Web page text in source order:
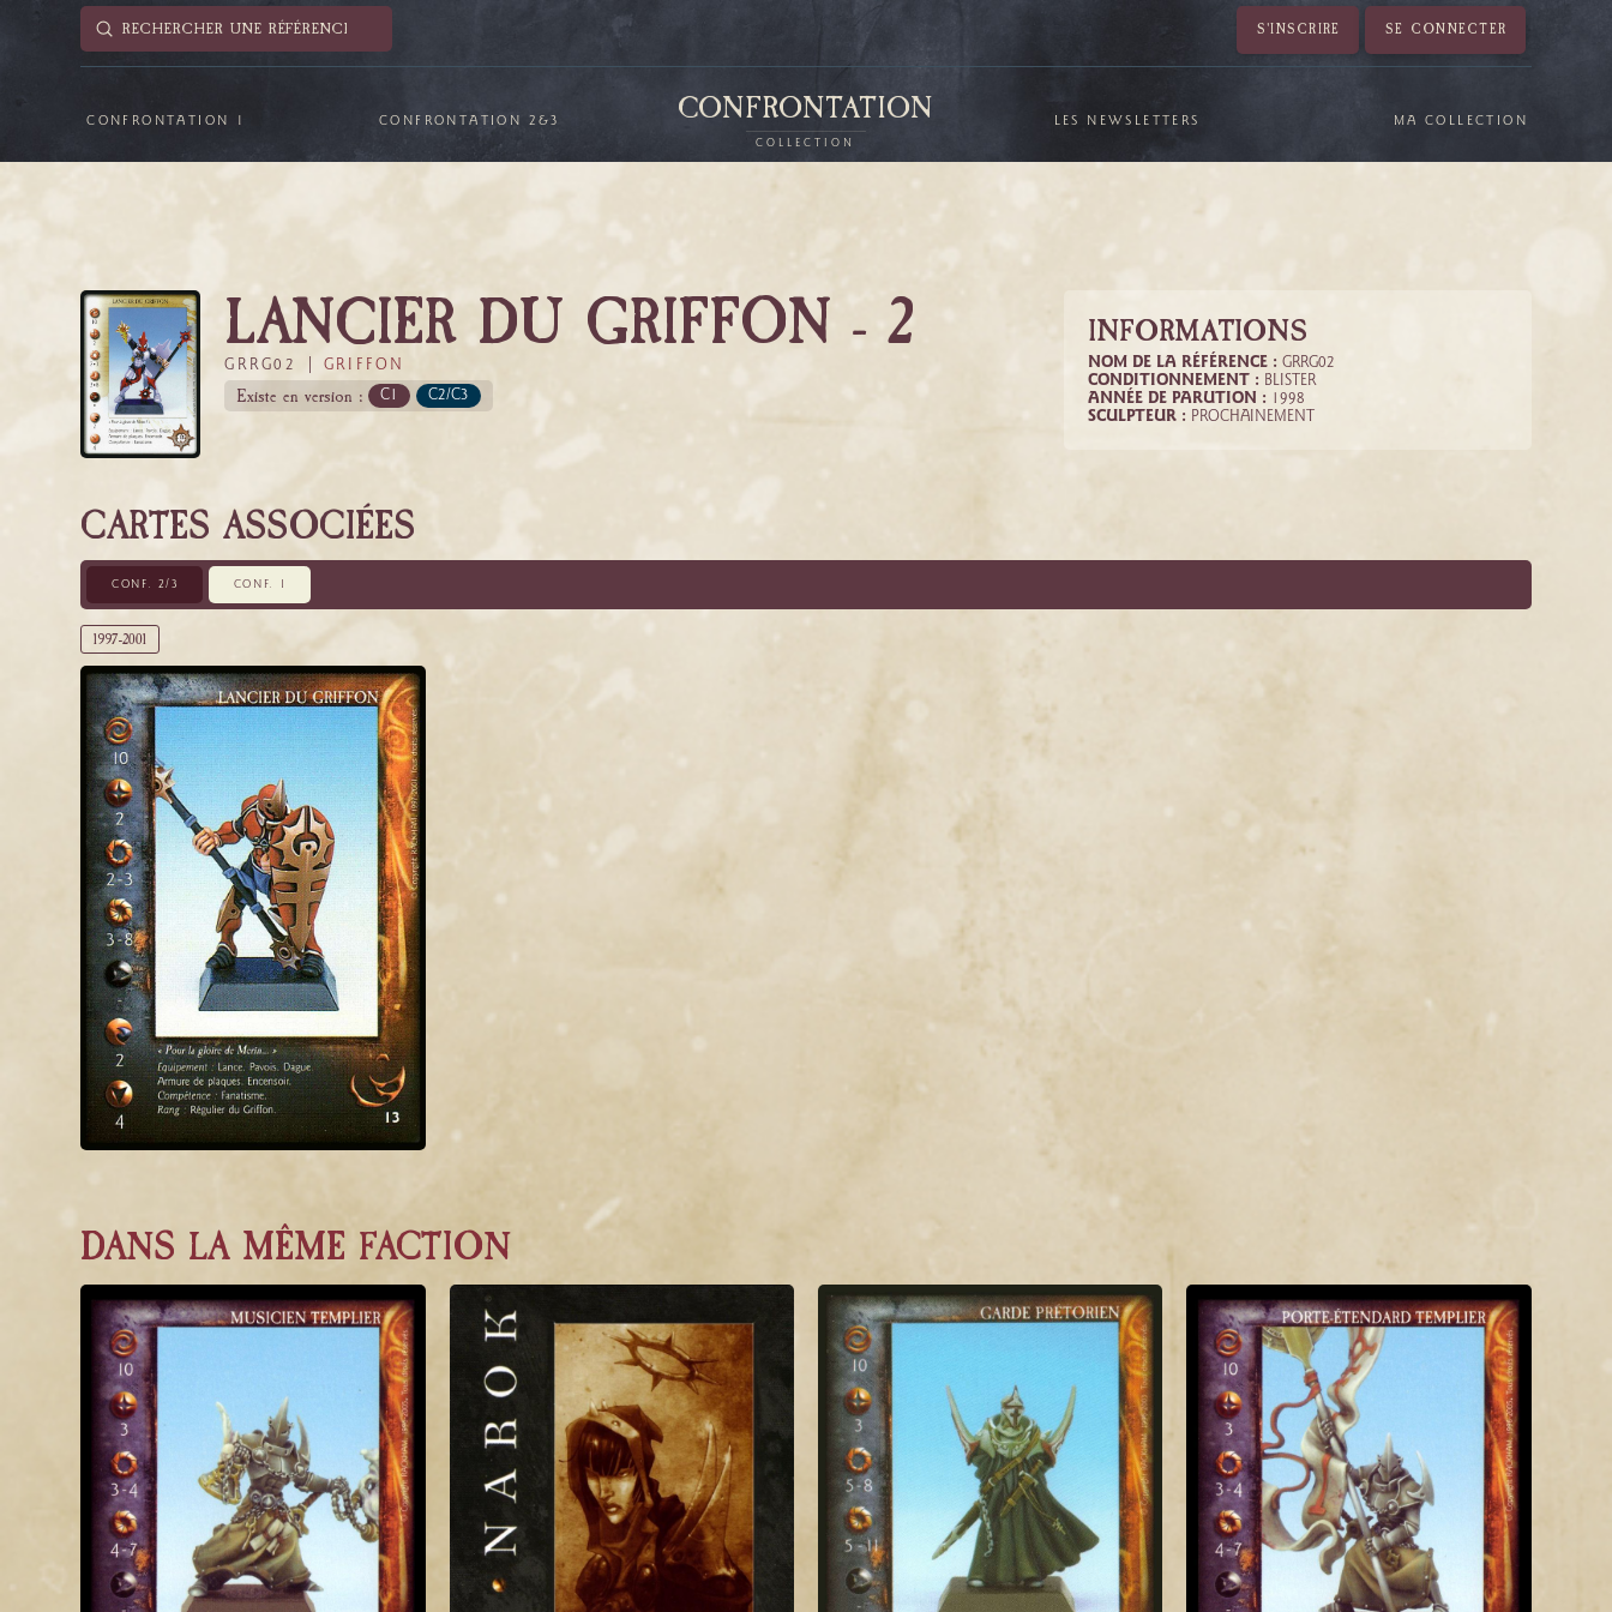
Search
Submit S'INSCRIRE SE CONNECTER
CONFRONTATION 1 CONFRONTATION 2&3 CONFRONTATION
COLLECTION
LES NEWSLETTERS MA COLLECTION
LANCIER DU GRIFFON - 2
GRRG02 | GRIFFON
Existe en version : C1 C2/C3
INFORMATIONS
NOM DE LA RÉFÉRENCE : GRRG02
CONDITIONNEMENT : BLISTER
ANNÉE DE PARUTION : 1998
SCULPTEUR : PROCHAINEMENT
CARTES ASSOCIÉES
CONF. 2/3 CONF. 1
1997-2001
DANS LA MÊME FACTION